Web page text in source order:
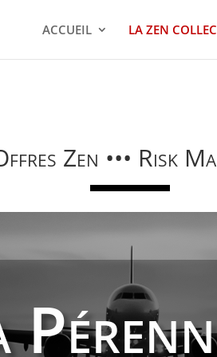
ACCUEIL LA ZEN
Zen ••• Risk